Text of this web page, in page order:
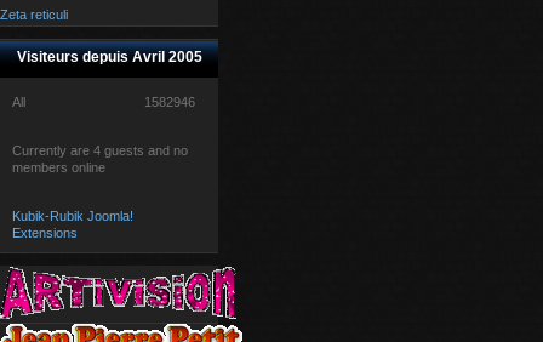
Zeta reticuli
Visiteurs depuis Avril 2005
All 1582946
Currently are 4 guests and no
members online
Kubik-Rubik Joomla!
Extensions